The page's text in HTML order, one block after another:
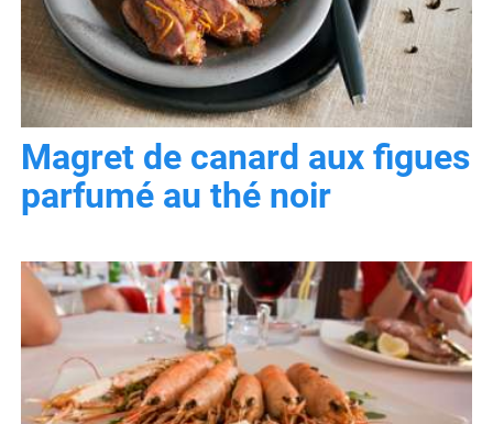
Magret de canard aux figues
parfumé au thé noir